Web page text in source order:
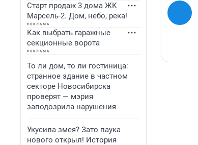
Старт продаж 3 дома ЖК
Марсель-2. Дом, небо, река!
Как выбрать гаражные
секционные ворота
То ли дом, то ли гостиница:
странное здание в частном
секторе Новосибирска
проверят — мэрия
заподозрила нарушения
Укусила змея? Зато паука
нового открыл! История